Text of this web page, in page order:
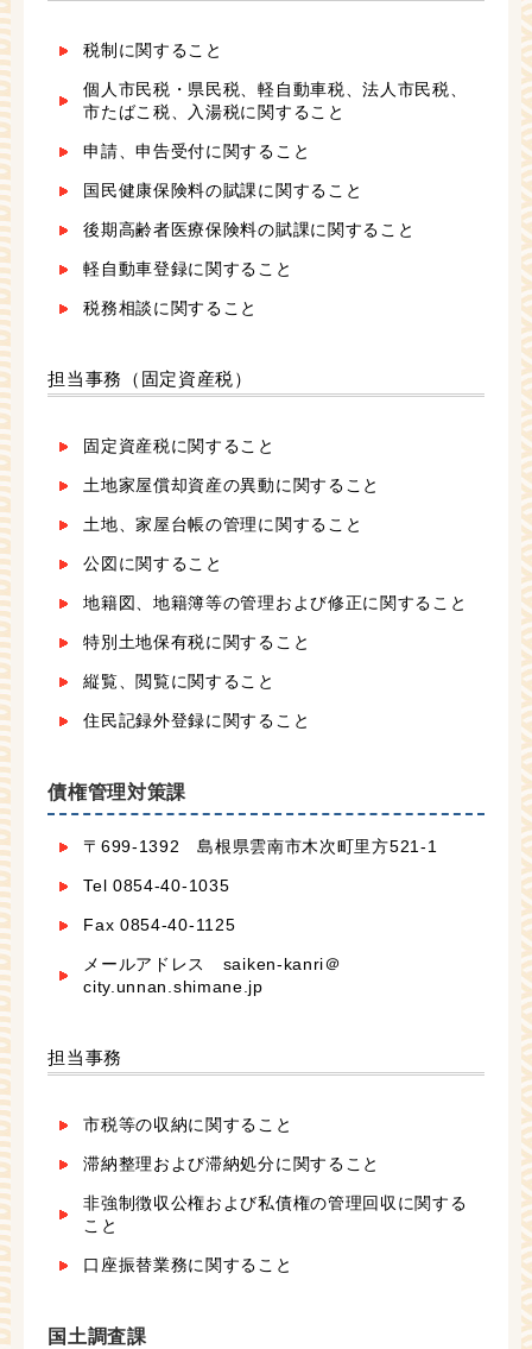
税制に関すること
個人市民税・県民税、軽自動車税、法人市民税、
市たばこ税、入湯税に関すること
申請、申告受付に関すること
国民健康保険料の賦課に関すること
後期高齢者医療保険料の賦課に関すること
軽自動車登録に関すること
税務相談に関すること
担当事務（固定資産税）
固定資産税に関すること
土地家屋償却資産の異動に関すること
土地、家屋台帳の管理に関すること
公図に関すること
地籍図、地籍簿等の管理および修正に関すること
特別土地保有税に関すること
縦覧、閲覧に関すること
住民記録外登録に関すること
債権管理対策課
〒699-1392 島根県雲南市木次町里方521-1
Tel 0854-40-1035
Fax 0854-40-1125
メールアドレス saiken-kanri＠
city.unnan.shimane.jp
担当事務
市税等の収納に関すること
滞納整理および滞納処分に関すること
非強制徴収公権および私債権の管理回収に関する
こと
口座振替業務に関すること
国土調査課